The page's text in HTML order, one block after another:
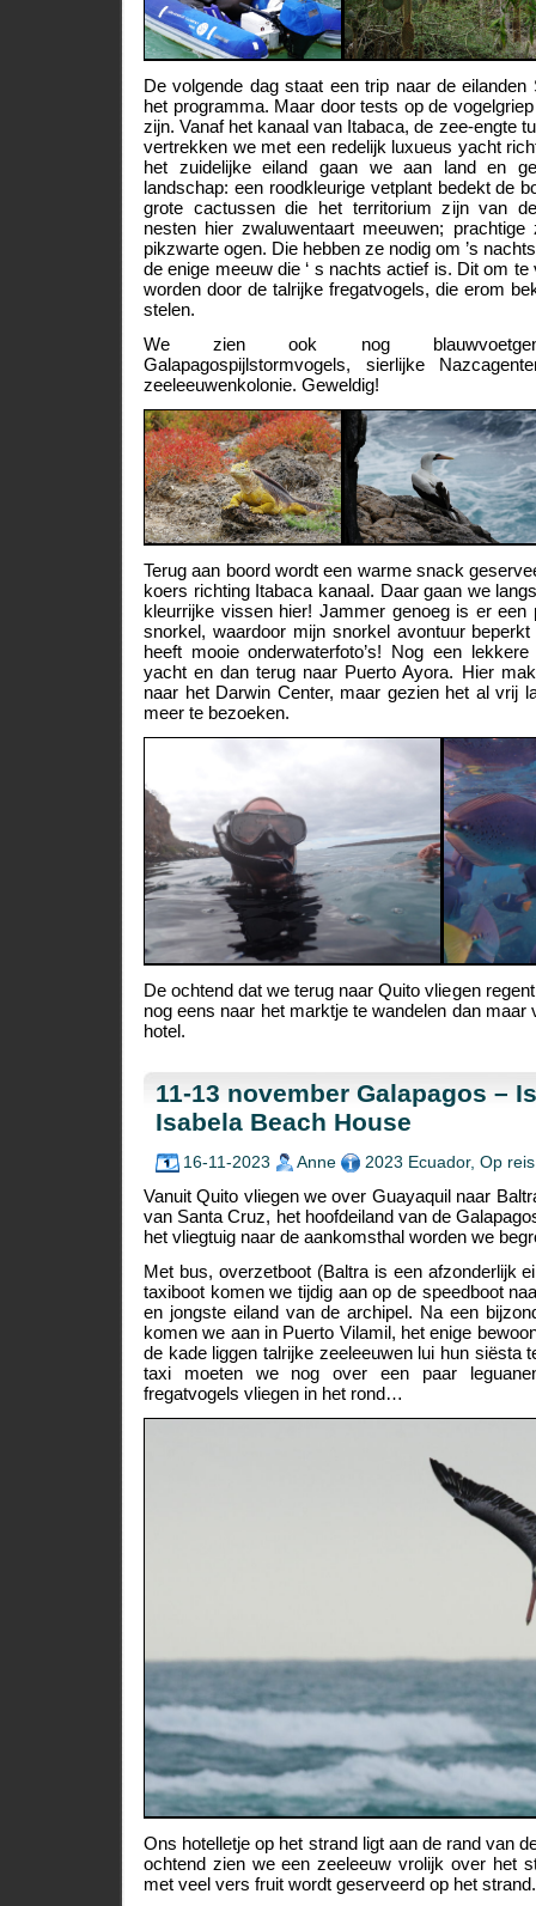
De volgende dag staat een trip naar de
het programma. Maar door tests op de
zijn. Vanaf het kanaal van Itabaca, de zee-engte
vertrekken we met een redelijk luxueus yacht
het zuidelijke eiland gaan we aan land en
landschap: een roodkleurige vetplant bedekt de
grote cactussen die het territorium zijn van
nesten hier zwaluwentaart meeuwen;
pikzwarte ogen. Die hebben ze nodig om ’s
de enige meeuw die ‘ s nachts actief is. Dit om
worden door de talrijke fregatvogels, die erom
stelen.
We zien ook nog
Galapagospijlstormvogels, sierlijke
zeeleeuwenkolonie. Geweldig!
Terug aan boord wordt een warme snack
koers richting Itabaca kanaal. Daar gaan we
kleurrijke vissen hier! Jammer genoeg is er een
snorkel, waardoor mijn snorkel avontuur
heeft mooie onderwaterfoto’s! Nog een
yacht en dan terug naar Puerto Ayora. Hier
naar het Darwin Center, maar gezien het al vrij
meer te bezoeken.
De ochtend dat we terug naar Quito vliegen
nog eens naar het marktje te wandelen dan maar
hotel.
11-13 november Galapagos –
Isabela Beach House
16-11-2023 Anne 2023 Ecuador, Op reis
Vanuit Quito vliegen we over Guayaquil naar
van Santa Cruz, het hoofdeiland van de
het vliegtuig naar de aankomsthal worden we
Met bus, overzetboot (Baltra is een afzonderlijk
taxiboot komen we tijdig aan op de speedboot
en jongste eiland van de archipel. Na een
komen we aan in Puerto Vilamil, het enige
de kade liggen talrijke zeeleeuwen lui hun siësta
taxi moeten we nog over een paar
fregatvogels vliegen in het rond…
Ons hotelletje op het strand ligt aan de rand van
ochtend zien we een zeeleeuw vrolijk over het
met veel vers fruit wordt geserveerd op het strand.